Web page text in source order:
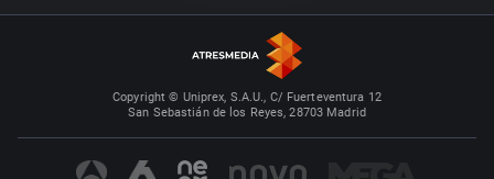
Copyright © Uniprex, S.A.U., C/ Fuerteventura 12
San Sebastián de los Reyes, 28703 Madrid